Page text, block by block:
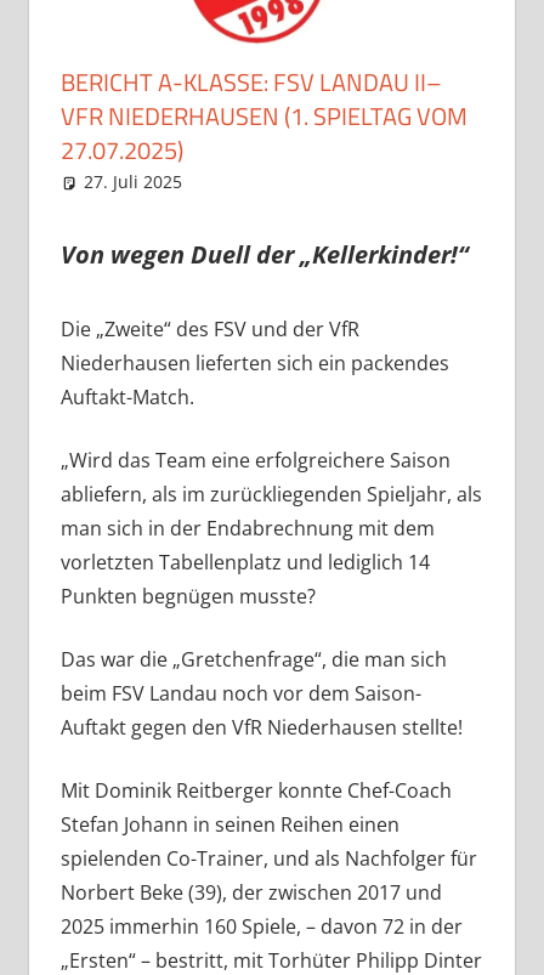
BERICHT A-KLASSE: FSV LANDAU II–
VFR NIEDERHAUSEN (1. SPIELTAG VOM
27.07.2025)
27. Juli 2025
Von wegen Duell der „Kellerkinder!“
Die „Zweite“ des FSV und der VfR
Niederhausen lieferten sich ein packendes
Auftakt-Match.
„Wird das Team eine erfolgreichere Saison
abliefern, als im zurückliegenden Spieljahr, als
man sich in der Endabrechnung mit dem
vorletzten Tabellenplatz und lediglich 14
Punkten begnügen musste?
Das war die „Gretchenfrage“, die man sich
beim FSV Landau noch vor dem Saison-
Auftakt gegen den VfR Niederhausen stellte!
Mit Dominik Reitberger konnte Chef-Coach
Stefan Johann in seinen Reihen einen
spielenden Co-Trainer, und als Nachfolger für
Norbert Beke (39), der zwischen 2017 und
2025 immerhin 160 Spiele, – davon 72 in der
„Ersten“ – bestritt, mit Torhüter Philipp Dinter